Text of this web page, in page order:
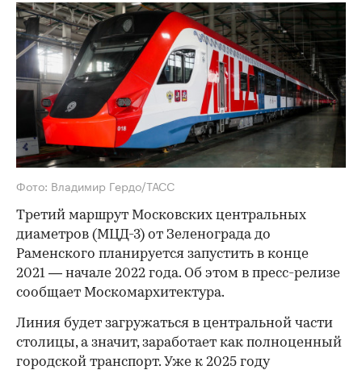
Фото: Владимир Гердо/ТАСС
Третий маршрут Московских центральных
диаметров (МЦД-3) от Зеленограда до
Раменского планируется запустить в конце
2021 — начале 2022 года. Об этом в пресс-релизе
сообщает Москомархитектура.
Линия будет загружаться в центральной части
столицы, а значит, заработает как полноценный
городской транспорт. Уже к 2025 году